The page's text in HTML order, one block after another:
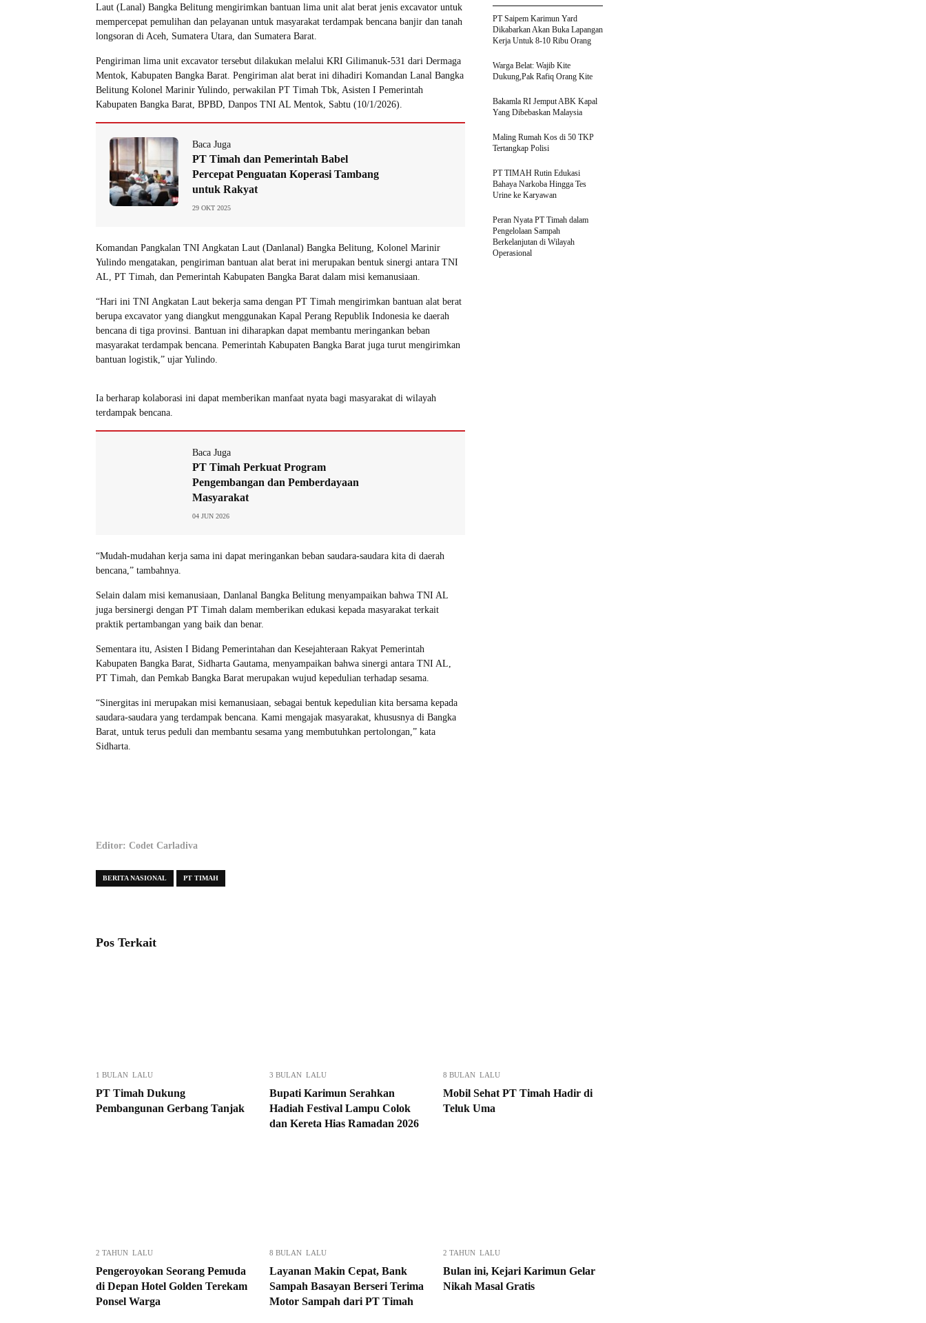
Laut (Lanal) Bangka Belitung mengirimkan bantuan lima unit alat berat jenis excavator untuk
mempercepat pemulihan dan pelayanan untuk masyarakat terdampak bencana banjir dan tanah
longsoran di Aceh, Sumatera Utara, dan Sumatera Barat.
Pengiriman lima unit excavator tersebut dilakukan melalui KRI Gilimanuk-531 dari Dermaga
Mentok, Kabupaten Bangka Barat. Pengiriman alat berat ini dihadiri Komandan Lanal Bangka
Belitung Kolonel Marinir Yulindo, perwakilan PT Timah Tbk, Asisten I Pemerintah
Kabupaten Bangka Barat, BPBD, Danpos TNI AL Mentok, Sabtu (10/1/2026).
Baca Juga
PT Timah dan Pemerintah Babel
Percepat Penguatan Koperasi Tambang
untuk Rakyat
29 OKT 2025
Komandan Pangkalan TNI Angkatan Laut (Danlanal) Bangka Belitung, Kolonel Marinir
Yulindo mengatakan, pengiriman bantuan alat berat ini merupakan bentuk sinergi antara TNI
AL, PT Timah, dan Pemerintah Kabupaten Bangka Barat dalam misi kemanusiaan.
“Hari ini TNI Angkatan Laut bekerja sama dengan PT Timah mengirimkan bantuan alat berat
berupa excavator yang diangkut menggunakan Kapal Perang Republik Indonesia ke daerah
bencana di tiga provinsi. Bantuan ini diharapkan dapat membantu meringankan beban
masyarakat terdampak bencana. Pemerintah Kabupaten Bangka Barat juga turut mengirimkan
bantuan logistik,” ujar Yulindo.
Ia berharap kolaborasi ini dapat memberikan manfaat nyata bagi masyarakat di wilayah
terdampak bencana.
Baca Juga
PT Timah Perkuat Program
Pengembangan dan Pemberdayaan
Masyarakat
04 JUN 2026
“Mudah-mudahan kerja sama ini dapat meringankan beban saudara-saudara kita di daerah
bencana,” tambahnya.
Selain dalam misi kemanusiaan, Danlanal Bangka Belitung menyampaikan bahwa TNI AL
juga bersinergi dengan PT Timah dalam memberikan edukasi kepada masyarakat terkait
praktik pertambangan yang baik dan benar.
Sementara itu, Asisten I Bidang Pemerintahan dan Kesejahteraan Rakyat Pemerintah
Kabupaten Bangka Barat, Sidharta Gautama, menyampaikan bahwa sinergi antara TNI AL,
PT Timah, dan Pemkab Bangka Barat merupakan wujud kepedulian terhadap sesama.
“Sinergitas ini merupakan misi kemanusiaan, sebagai bentuk kepedulian kita bersama kepada
saudara-saudara yang terdampak bencana. Kami mengajak masyarakat, khususnya di Bangka
Barat, untuk terus peduli dan membantu sesama yang membutuhkan pertolongan,” kata
Sidharta.
Editor: Codet Carladiva
BERITA NASIONAL PT TIMAH
PT Saipem Karimun Yard
Dikabarkan Akan Buka Lapangan
Kerja Untuk 8-10 Ribu Orang
Warga Belat: Wajib Kite
Dukung,Pak Rafiq Orang Kite
Bakamla RI Jemput ABK Kapal
Yang Dibebaskan Malaysia
Maling Rumah Kos di 50 TKP
Tertangkap Polisi
PT TIMAH Rutin Edukasi
Bahaya Narkoba Hingga Tes
Urine ke Karyawan
Peran Nyata PT Timah dalam
Pengelolaan Sampah
Berkelanjutan di Wilayah
Operasional
Pos Terkait
1 BULAN LALU
PT Timah Dukung
Pembangunan Gerbang Tanjak
3 BULAN LALU
Bupati Karimun Serahkan
Hadiah Festival Lampu Colok
dan Kereta Hias Ramadan 2026
8 BULAN LALU
Mobil Sehat PT Timah Hadir di
Teluk Uma
2 TAHUN LALU
Pengeroyokan Seorang Pemuda
di Depan Hotel Golden Terekam
Ponsel Warga
8 BULAN LALU
Layanan Makin Cepat, Bank
Sampah Basayan Berseri Terima
Motor Sampah dari PT Timah
2 TAHUN LALU
Bulan ini, Kejari Karimun Gelar
Nikah Masal Gratis